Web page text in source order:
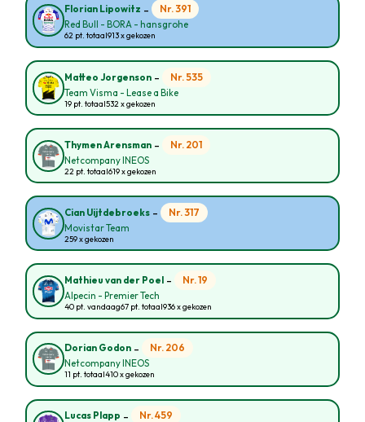
Florian Lipowitz - Nr. 391
Red Bull - BORA - hansgrohe
62 pt. totaal913 x gekozen
Matteo Jorgenson - Nr. 535
Team Visma - Lease a Bike
19 pt. totaal532 x gekozen
Thymen Arensman - Nr. 201
Netcompany INEOS
22 pt. totaal619 x gekozen
Cian Uijtdebroeks - Nr. 317
Movistar Team
259 x gekozen
Mathieu van der Poel - Nr. 19
Alpecin - Premier Tech
40 pt. vandaag67 pt. totaal936 x gekozen
Dorian Godon - Nr. 206
Netcompany INEOS
11 pt. totaal410 x gekozen
Lucas Plapp - Nr. 459